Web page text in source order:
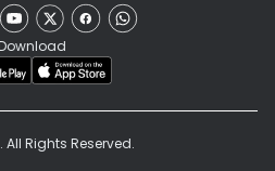
All Rights Reserved.